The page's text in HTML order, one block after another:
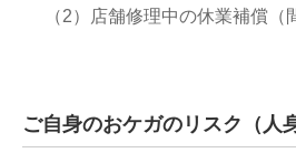
（2）店舗修理中の休業補償（
ご自身のおケガのリスク（人